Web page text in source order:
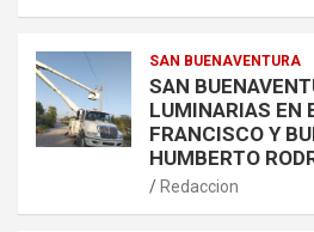
SAN BUENAVENTURA
SAN
LUMINARIAS EN
FRANCISCO Y
HUMBERTO
Redaccion